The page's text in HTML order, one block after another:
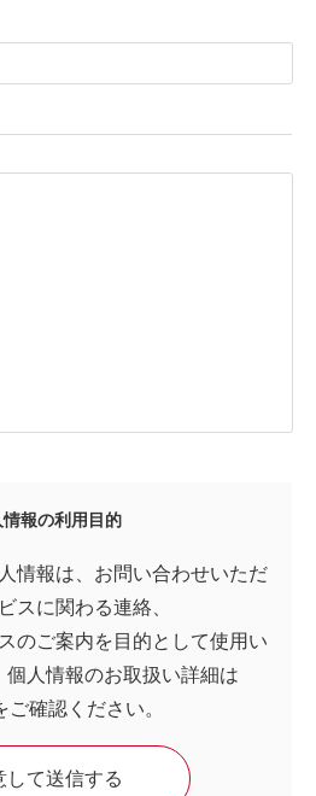
情報の利用目的
情報は、お問い合わせいただ
スに関わる連絡、
のご案内を目的として使用い
個人情報のお取扱い詳細は
ご確認ください。